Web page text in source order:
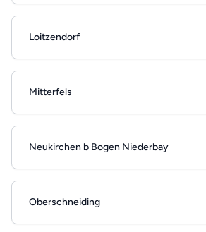
Loitzendorf
Mitterfels
Neukirchen b Bogen Niederbay
Oberschneiding